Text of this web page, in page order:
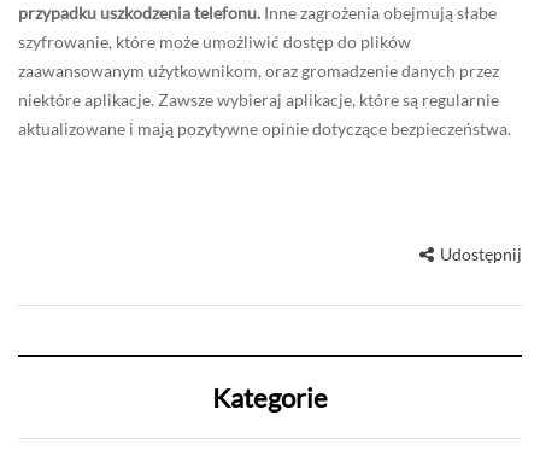
przypadku uszkodzenia telefonu. Inne zagrożenia obejmują słabe
szyfrowanie, które może umożliwić dostęp do plików
zaawansowanym użytkownikom, oraz gromadzenie danych przez
niektóre aplikacje. Zawsze wybieraj aplikacje, które są regularnie
aktualizowane i mają pozytywne opinie dotyczące bezpieczeństwa.
Udostępnij
Kategorie